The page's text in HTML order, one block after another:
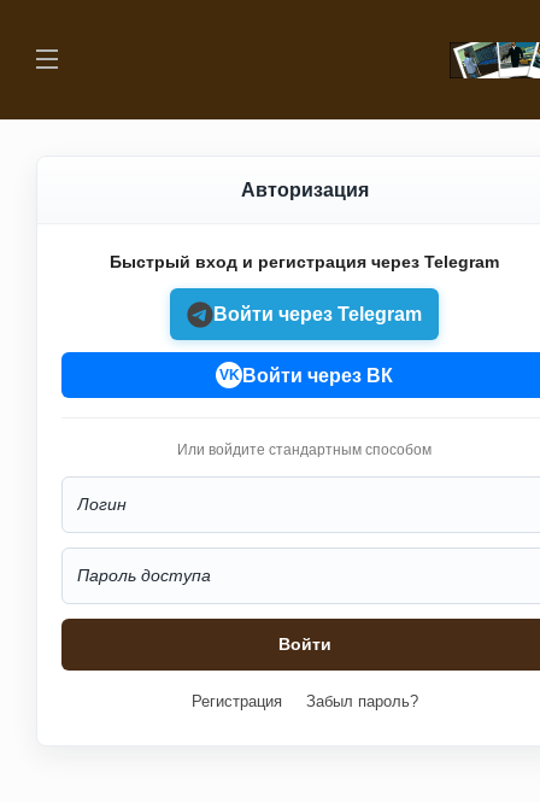
Авторизация
Быстрый вход и регистрация через Telegram
Войти через Telegram
VK Войти через ВК
Или войдите стандартным способом
Регистрация Забыл пароль?